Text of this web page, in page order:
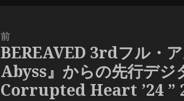
前
前
の
投
BEREAVED 3rdフル・
Abyss』からの先行デジ
Corrupted Heart ’24 ”